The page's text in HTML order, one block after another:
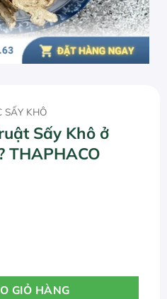
SẤY KHÔ
Sấy Khô ở
THAPHACO
GIỎ HÀNG